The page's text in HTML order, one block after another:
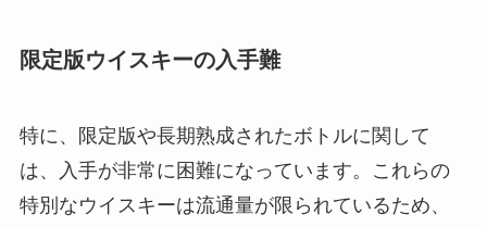
限定版ウイスキーの入手難
特に、限定版や長期熟成されたボトルに関して
は、入手が非常に困難になっています。これらの
特別なウイスキーは流通量が限られているため、